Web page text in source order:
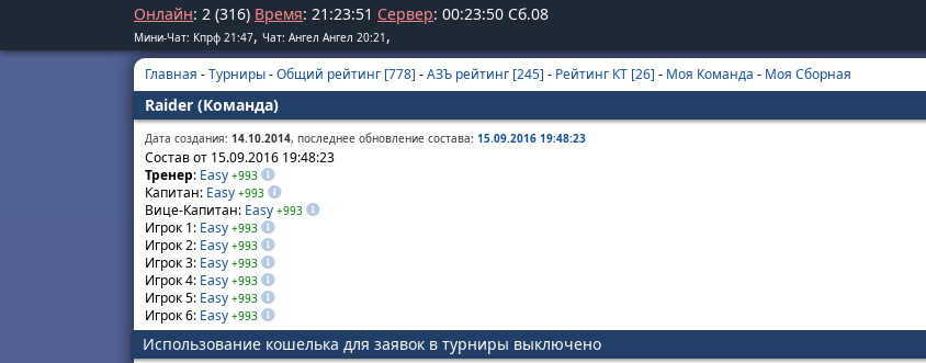
Онлайн: 2 (316) Время: 21 :23:51 Сервер: 00:23:50 Сб.08
Мини-Чат: Кпрф 21:47, Чат: Ангел Ангел 20:21 ,
Главная -Турниры-Общий рейтинг [778] -АЗЪ рейтинг [245] - Рейтинг КТ [26] - Моя Команда - Моя Сборная
Raider (Команда)
Дата создания: 14.10.2014, последнее обновление состава: 15.09.2016 19:48:23
Состав от 15.09.2016 19:48:23
Тренер: Easy +993
Капитан: Easy +993
Вице-Капитан: Easy +993
Игрок 1: Easy +993
Игрок 2: Easy +993
Игрок 3: Easy +993
Игрок 4: Easy +993
Игрок 5: Easy +993
Игрок 6: Easy +993
Использование кошелька для заявок в турниры выключено